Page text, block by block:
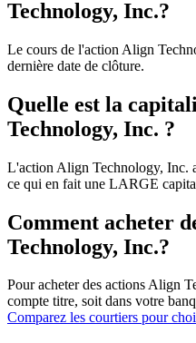
Technology, Inc.?
Le cours de l'action Align
dernière date de clôture.
Quelle est la
Technology, Inc. ?
L'action Align Technology, Inc.
ce qui en fait une LARGE
Comment acheter
Technology, Inc.?
Pour acheter des actions Align
compte titre, soit dans votre
Comparez les courtiers pour